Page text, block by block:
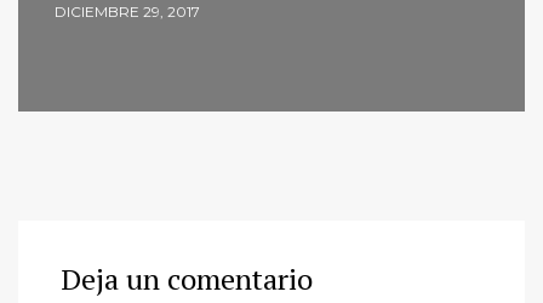
DICIEMBRE 29, 2017
Deja un comentario